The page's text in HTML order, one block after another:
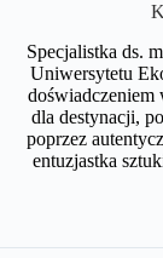
Specjalistka ds.
Uniwersytetu
dla destynacji,
poprzez
entuzjastka